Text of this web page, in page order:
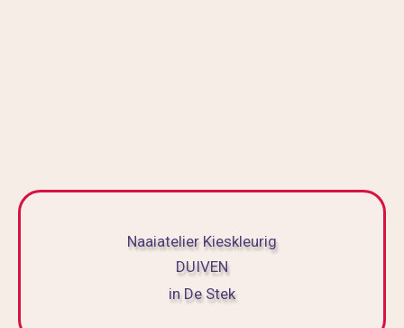
Naaiatelier Kieskleurig
DUIVEN
in De Stek